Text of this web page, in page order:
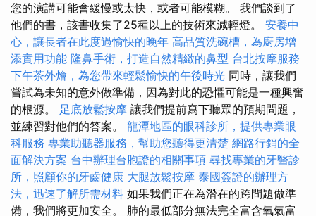
您的演講可能會緩慢或太快，或者可能模糊。 我們談到了
他們的書，該書收集了25種以上的技術來減輕燈。 安養中
心，讓長者在此度過愉快的晚年 高品質洗碗槽，為廚房增
添實用功能 隆鼻手術，打造自然精緻的鼻型 台北按摩服務
下午茶外燴，為您帶來輕鬆愉快的午後時光 同時，讓我們
嘗試為未知的意外做準備，因為對此的恐懼可能是一種興奮
的根源。 足底放鬆按摩 讓我們提前寫下聽眾的預期問題，
並練習對他們的答案。 龍潭地區的眼科診所，提供專業眼
科服務 專業助聽器服務，幫助您聽得更清楚 網路行銷的全
面解決方案 台中辦理台胞證的相關事項 尋找專業的牙醫診
所，照顧你的牙齒健康 大腿放鬆按摩 泰國簽證的辦理方
法，迅速了解所需材料 如果我們正在為潛在的跨問題做準
備，我們將更加安全。 肺的最低部分無法完全富含氧氣富